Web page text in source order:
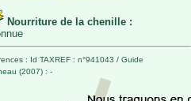
Nourriture de la chenille :
: Id TAXREF : n°941043 / Guide
(2007) : -